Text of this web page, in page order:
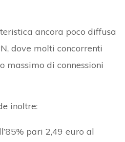
ancora poco diffusa
dove molti concorrenti
massimo di connessioni
inoltre:
pari 2,49 euro al